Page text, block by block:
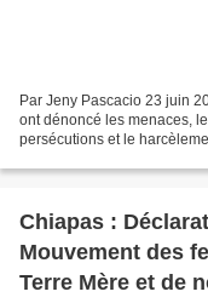
Par Jeny Pascacio 23 juin
ont dénoncé les menaces,
persécutions et le
Chiapas :
Mouvement des
Terre Mère et de